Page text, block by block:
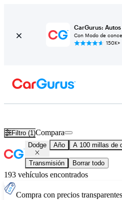
CarGurus:
Con Modo de
150K+
Filtro (1)Compara
Dodge Año A 100 millas de
Transmisión Borrar todo
193 vehículos encontrados
Compra con precios